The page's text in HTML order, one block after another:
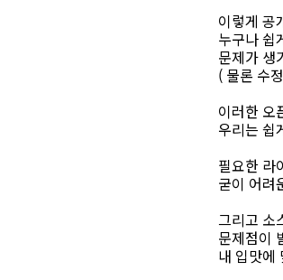
이렇게 공
누구나 쉽
문제가 생
( 물론 수
이러한 오
우리는 쉽
필요한 라
굳이 어려
그리고 소
문제점이
내 입맛에